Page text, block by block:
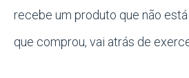
recebe um produto que não
que comprou, vai atrás de